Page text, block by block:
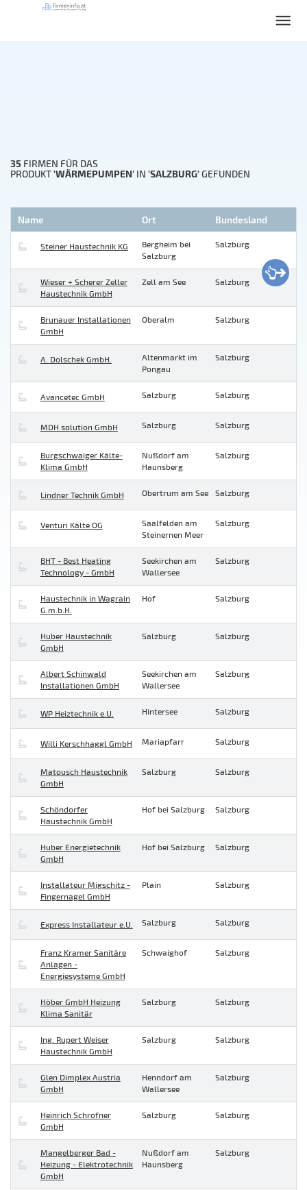
35 FIRMEN FÜR DAS
PRODUKT'WÄRMEPUMPEN' IN 'SALZBURG'GEFUNDEN
Name Ort Bundesland
Steiner Haustechnik KG
Bergheim bei
Salzburg
Salzburg
Wieser + Scherer Zeller
Haustechnik GmbH
Zell am See Salzburg
Brunauer Installationen
GmbH
Oberalm Salzburg
A. Dolschek GmbH.
Altenmarkt im
Pongau
Salzburg
Avancetec GmbH Salzburg Salzburg
MDH solution GmbH Salzburg Salzburg
Burgschwaiger Kälte-
Klima GmbH
Nußdorf am
Haunsberg
Salzburg
Lindner Technik GmbH Obertrum am See Salzburg
Venturi Kälte OG
Saalfelden am
Steinernen Meer
Salzburg
BHT - Best Heating
Technology - GmbH
Seekirchen am
Wallersee
Salzburg
Haustechnik in Wagrain
G.m.b.H.
Hof Salzburg
Huber Haustechnik
GmbH
Salzburg Salzburg
Albert Schinwald
Installationen GmbH
Seekirchen am
Wallersee
Salzburg
WP Heiztechnik e.U. Hintersee Salzburg
Willi Kerschhaggl GmbH Mariapfarr Salzburg
Matousch Haustechnik
GmbH
Salzburg Salzburg
Schöndorfer
Haustechnik GmbH
Hof bei Salzburg Salzburg
Huber Energietechnik
GmbH
Hof bei Salzburg Salzburg
Installateur Migschitz -
Fingernagel GmbH
Plain Salzburg
Express Installateur e.U. Salzburg Salzburg
Franz Kramer Sanitäre
Anlagen -
Energiesysteme GmbH
Schwaighof Salzburg
Höber GmbH Heizung
Klima Sanitär
Salzburg Salzburg
Ing. Rupert Weiser
Haustechnik GmbH
Salzburg Salzburg
Glen Dimplex Austria
GmbH
Henndorf am
Wallersee
Salzburg
Heinrich Schrofner
GmbH
Salzburg Salzburg
Mangelberger Bad -
Heizung - Elektrotechnik
GmbH
Nußdorf am
Haunsberg
Salzburg